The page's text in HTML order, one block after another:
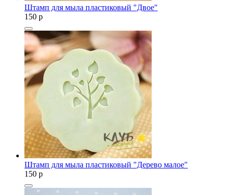
Штамп для мыла пластиковый "Двое"
150 p
Штамп для мыла пластиковый "Дерево малое"
150 p